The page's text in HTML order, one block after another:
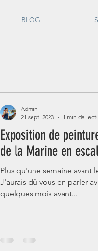
BLOG
Exposition de
de la Marine en
Plus qu'une semaine
J'aurais dû vous en parler
quelques mois avant...
Admin
21 sept. 2023
1 min de